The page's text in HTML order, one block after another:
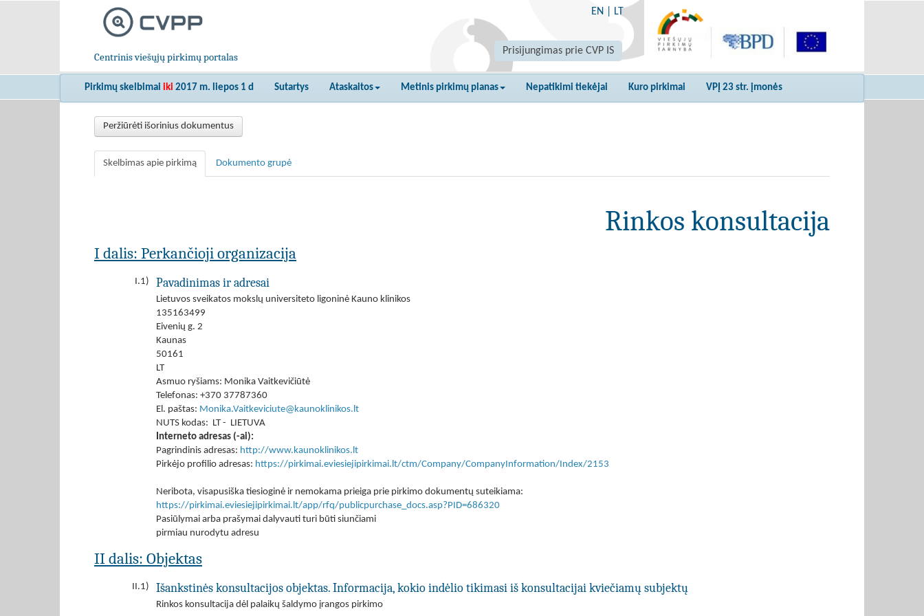
Centrinis viešųjų pirkimų portalas
EN LT
Prisijungimas prie CVP IS
Pirkimų skelbimai iki 2017 m. liepos 1 d Sutartys Ataskaitos Metinis pirkimų planas Nepatikimi tiekėjai Kuro pirkimai VPĮ 23 str. įmonės
Peržiūrėti išorinius dokumentus
Skelbimas apie pirkimą Dokumento grupė
Rinkos konsultacija
I dalis: Perkančioji organizacija
I.1) Pavadinimas ir adresai
Lietuvos sveikatos mokslų universiteto ligoninė Kauno klinikos
135163499
Eivenių g. 2
Kaunas
50161
LT
Asmuo ryšiams: Monika Vaitkevičiūtė
Telefonas: +370 37787360
El. paštas: Monika.Vaitkeviciute@kaunoklinikos.lt
NUTS kodas: LT - LIETUVA
Interneto adresas (-ai):
Pagrindinis adresas: http://www.kaunoklinikos.lt
Pirkėjo profilio adresas: https://pirkimai.eviesiejipirkimai.lt/ctm/Company/CompanyInformation/Index/2153
Neribota, visapusiška tiesioginė ir nemokama prieiga prie pirkimo dokumentų suteikiama:
https://pirkimai.eviesiejipirkimai.lt/app/rfq/publicpurchase_docs.asp?PID=686320
Pasiūlymai arba prašymai dalyvauti turi būti siunčiami
pirmiau nurodytu adresu
II dalis: Objektas
II.1) Išankstinės konsultacijos objektas. Informacija, kokio indėlio tikimasi iš konsultacijai kviečiamų subjektų
Rinkos konsultacija dėl palaikų šaldymo įrangos pirkimo